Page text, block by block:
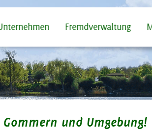
Fremdverwaltung
und Umgebung!